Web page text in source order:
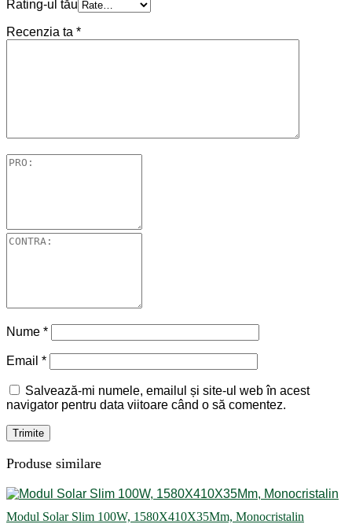
Rating-ul tău
Recenzia ta *
Nume *
Email *
Salvează-mi numele, emailul și site-ul web în acest
navigator pentru data viitoare când o să comentez.
Produse similare
Modul Solar Slim 100W, 1580X410X35Mm, Monocristalin